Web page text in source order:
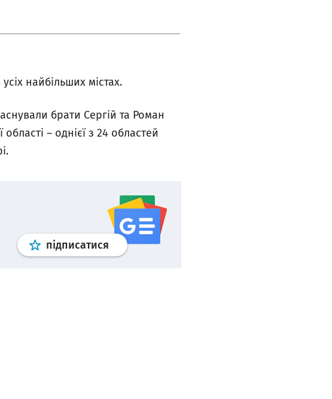
найбільших містах.
брати Сергій та Роман
– однієї з 24 областей
підписатися Профільgoogle news